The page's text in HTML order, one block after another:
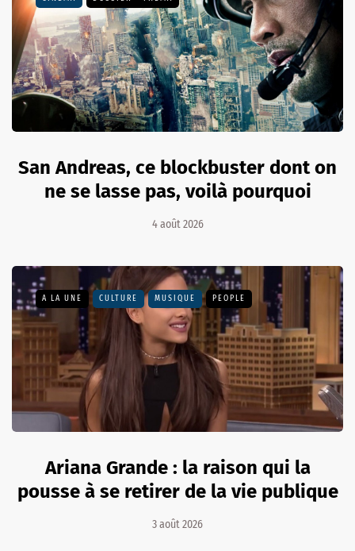
San Andreas, ce blockbuster dont on
ne se lasse pas, voilà pourquoi
4 août 2026
A LA UNE CULTURE MUSIQUE PEOPLE
Ariana Grande : la raison qui la
pousse à se retirer de la vie publique
3 août 2026